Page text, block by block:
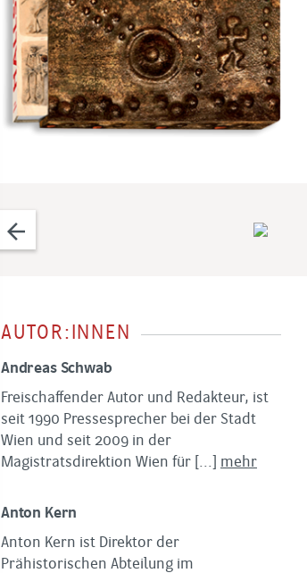
arrow_back
AUTOR:INNEN
Andreas Schwab
Freischaffender Autor und Redakteur, ist
seit 1990 Pressesprecher bei der Stadt
Wien und seit 2009 in der
Magistratsdirektion Wien für [...] mehr
Anton Kern
Anton Kern ist Direktor der
Prähistorischen Abteilung im